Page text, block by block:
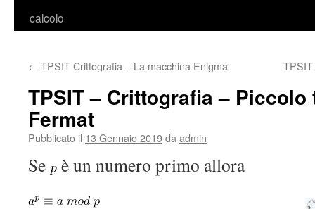
calcolo
← TPSIT Crittografia – La macchina Enigma
TPSIT – Crittografia – Piccolo
Fermat
Pubblicato il 13 Gennaio 2019da admin
Se è un numero primo allora